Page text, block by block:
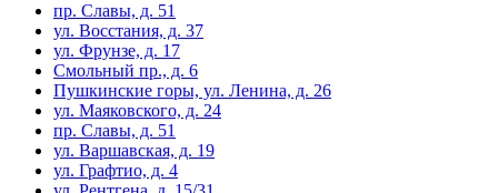
пр. Славы, д. 51
ул. Восстания, д. 37
ул. Фрунзе, д. 17
Смольный пр., д. 6
Пушкинские горы, ул. Ленина, д. 26
ул. Маяковского, д. 24
пр. Славы, д. 51
ул. Варшавская, д. 19
ул. Графтио, д. 4